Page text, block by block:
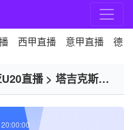
西甲直播 意甲直播 德
直播> 塔吉克斯坦